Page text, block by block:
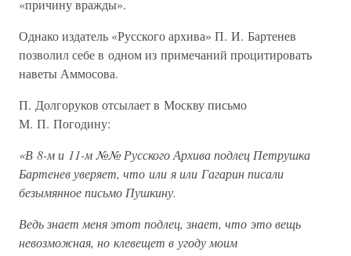
«причину вражды».
Однако издатель «Русского архива» П. И. Бартенев
позволил себе в одном из примечаний процитировать
наветы Аммосова.
П. Долгоруков отсылает в Москву письмо
М. П. Погодину:
«В 8-м и 11-м №№ Русского Архива подлец Петрушка
Бартенев уверяет, что или я или Гагарин писали
безымянное письмо Пушкину.
Ведь знает меня этот подлец, знает, что это вещь
невозможная, но клевещет в угоду моим